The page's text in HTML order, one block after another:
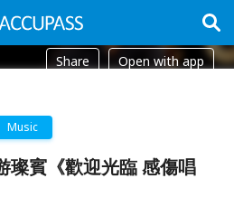
Share Open with app
Music
璨賓《歡迎光臨 感傷唱